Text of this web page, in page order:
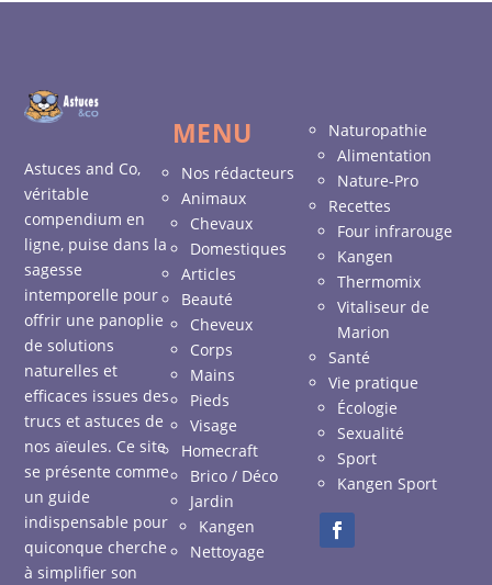
Astuces and Co,
véritable
compendium en
ligne, puise dans la
sagesse
intemporelle pour
offrir une panoplie
de solutions
naturelles et
efficaces issues des
trucs et astuces de
nos aïeules. Ce site
se présente comme
un guide
indispensable pour
quiconque cherche
à simplifier son
MENU
Nos rédacteurs
Animaux
Chevaux
Domestiques
Articles
Beauté
Cheveux
Corps
Mains
Pieds
Visage
Homecraft
Brico / Déco
Jardin
Kangen
Nettoyage
Naturopathie
Alimentation
Nature-Pro
Recettes
Four infrarouge
Kangen
Thermomix
Vitaliseur de
Marion
Santé
Vie pratique
Écologie
Sexualité
Sport
Kangen Sport